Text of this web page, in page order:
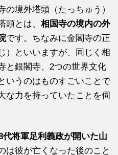
境外塔頭（たっちゅう）
頭とは、相国寺の境内の外
です。ちなみに金閣寺の正
）といいますが、同じく相
と銀閣寺、2つの世界文化
いうのはものすごいことで
な力を持っていたことを伺
代将軍足利義政が開いた山
は彼が亡くなった後のこと